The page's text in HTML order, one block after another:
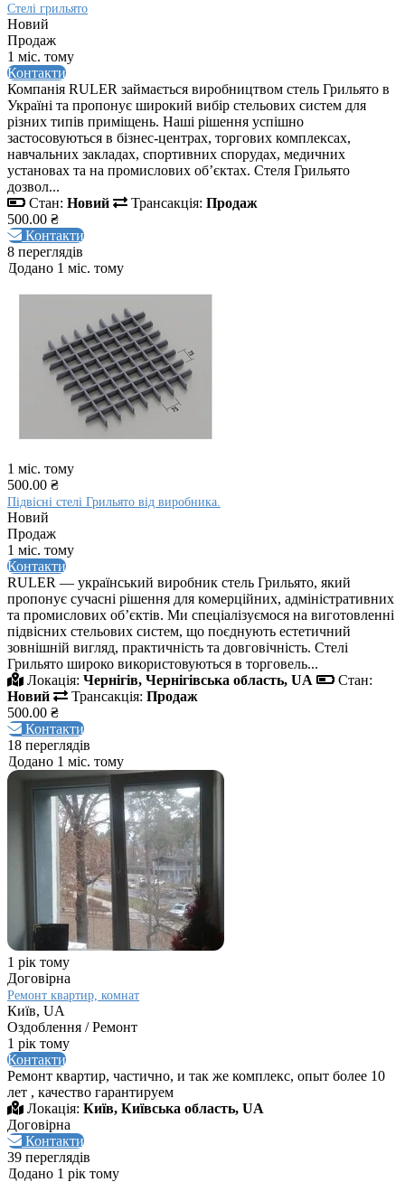
Стелі грильято
Новий
Продаж
1 міс. тому
Контакти
Компанія RULER займається виробництвом стель Грильято в
Україні та пропонує широкий вибір стельових систем для
різних типів приміщень. Наші рішення успішно
застосовуються в бізнес-центрах, торгових комплексах,
навчальних закладах, спортивних спорудах, медичних
установах та на промислових об’єктах. Стеля Грильято
дозвол...
Стан: Новий Трансакція: Продаж
500.00 ₴
Контакти
8 переглядів
Додано 1 міс. тому
1 міс. тому
500.00 ₴
Підвісні стелі Грильято від виробника.
Новий
Продаж
1 міс. тому
Контакти
RULER — український виробник стель Грильято, який
пропонує сучасні рішення для комерційних, адміністративних
та промислових об’єктів. Ми спеціалізуємося на виготовленні
підвісних стельових систем, що поєднують естетичний
зовнішній вигляд, практичність та довговічність. Стелі
Грильято широко використовуються в торговель...
Локація: Чернігів, Чернігівська область, UA
Стан:
Новий
Трансакція: Продаж
500.00 ₴
Контакти
18 переглядів
Додано 1 міс. тому
1 рік тому
Договірна
Ремонт квартир, комнат
Київ, UA
Оздоблення / Ремонт
1 рік тому
Контакти
Ремонт квартир, частично, и так же комплекс, опыт более 10
лет , качество гарантируем
Локація: Київ, Київська область, UA
Договірна
Контакти
39 переглядів
Додано 1 рік тому